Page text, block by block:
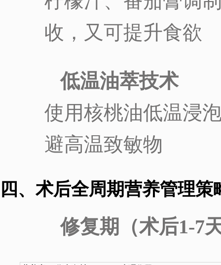
收，又可提升食欲
低温油萃技术
使用核桃油低温浸
避高温致敏物
四、术后全周期营养管理策
修复期（术后1-7